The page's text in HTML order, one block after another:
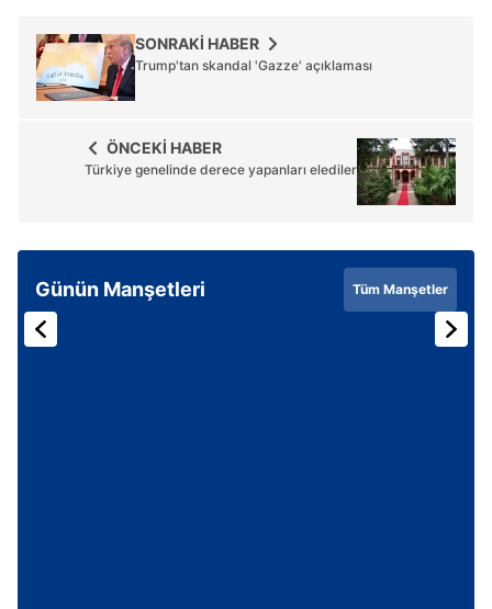
SONRAKİ HABER
Trump'tan skandal 'Gazze' açıklaması
ÖNCEKİ HABER
Türkiye genelinde derece yapanları elediler
Günün Manşetleri Tüm Manşetler